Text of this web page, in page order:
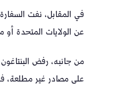
في المقابل، نفت
عن الولايات المتحدة
من جانبه، رفض